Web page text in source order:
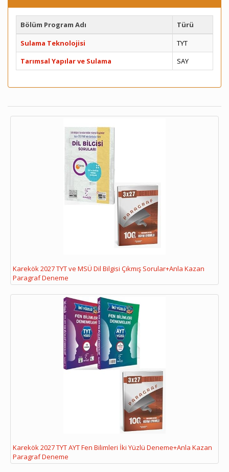
Bölüm Program Adı
Türü
Sulama Teknolojisi
TYT
Tarımsal Yapılar ve Sulama
SAY
Karekök 2027 TYT ve MSÜ Dil Bilgisi Çıkmış Sorular+Anla Kazan
Paragraf Deneme
Karekök 2027 TYT AYT Fen Bilimleri İki Yüzlü Deneme+Anla Kazan
Paragraf Deneme